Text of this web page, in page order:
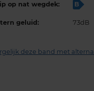
op nat wegdek: B
geluid: 73dB
deze band met